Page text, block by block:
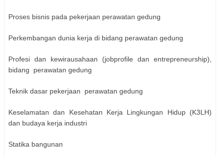
Proses bisnis pada pekerjaan perawatan gedung
Perkembangan dunia kerja di bidang perawatan gedung
Profesi dan kewirausahaan (jobprofile dan entrepreneurship),
bidang perawatan gedung
Teknik dasar pekerjaan perawatan gedung
Keselamatan dan Kesehatan Kerja Lingkungan Hidup (K3LH)
dan budaya kerja industri
Statika bangunan